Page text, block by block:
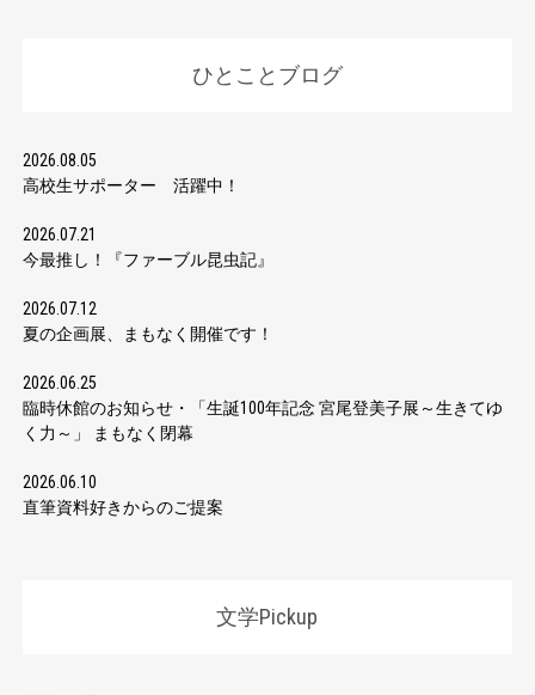
ひとことブログ
2026.08.05
高校生サポーター 活躍中！
2026.07.21
今最推し！『ファーブル昆虫記』
2026.07.12
夏の企画展、まもなく開催です！
2026.06.25
臨時休館のお知らせ・「生誕100年記念 宮尾登美子展～生きてゆ
く力～」 まもなく閉幕
2026.06.10
直筆資料好きからのご提案
文学Pickup